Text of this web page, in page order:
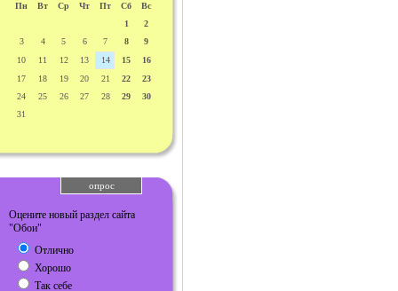
Пн
Вт Ср Чт Пт Сб
Вс
1
2
3
4 5 6 7 8
9
10
11 12 13 14 15
16
17
18 19 20 21 22
23
24
25 26 27 28 29
30
31
опрос
Оцените новый раздел сайта
"Обои"
Отлично
Хорошо
Так себе